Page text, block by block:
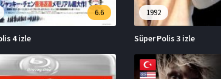
6.6
4 izle
1992
Süper Polis 3 izle